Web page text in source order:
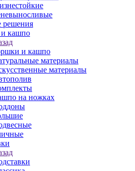
решения
кашпо
и кашпо
материалы
материалы
на ножках